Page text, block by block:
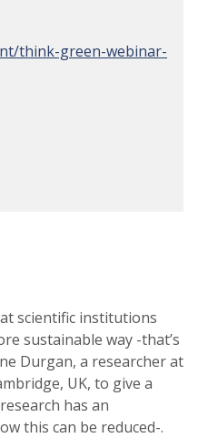
think-green-webinar-
scientific institutions
sustainable way -that’s
Durgan, a researcher at
UK, to give a
has an
this can be reduced-.